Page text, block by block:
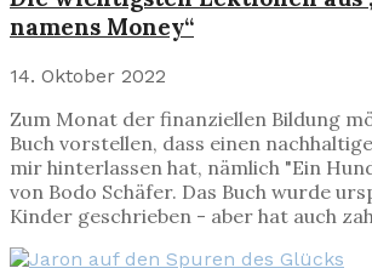
namens Money“
14. Oktober 2022
Zum Monat der finanziellen Bildung
Buch vorstellen, dass einen
mir hinterlassen hat, nämlich "Ein
von Bodo Schäfer. Das Buch wurde
Kinder geschrieben - aber hat auch